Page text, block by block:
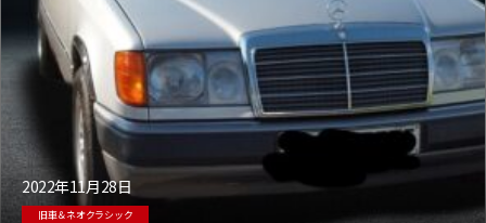
2022年11月28日
旧車＆ネオクラシック